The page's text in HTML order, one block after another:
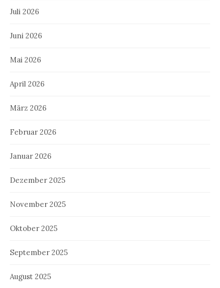
Juli 2026
Juni 2026
Mai 2026
April 2026
März 2026
Februar 2026
Januar 2026
Dezember 2025
November 2025
Oktober 2025
September 2025
August 2025